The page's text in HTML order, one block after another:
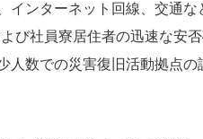
インターネット回線、交通な
び社員寮居住者の迅速な安
人数での災害復旧活動拠点の